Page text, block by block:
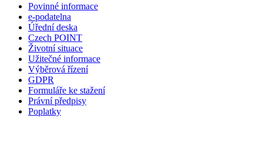
Povinné informace
e-podatelna
Úřední deska
Czech POINT
Životní situace
Užitečné informace
Výběrová řízení
GDPR
Formuláře ke stažení
Právní předpisy
Poplatky